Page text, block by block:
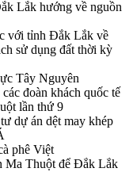
Lắk hướng về nguồn
với tỉnh Đắk Lắk về
sử dụng đất thời kỳ
Tây Nguyên
đoàn khách quốc tế
lần thứ 9
dự án dệt may khép
phê Việt
Ma Thuột để Đắk Lắk